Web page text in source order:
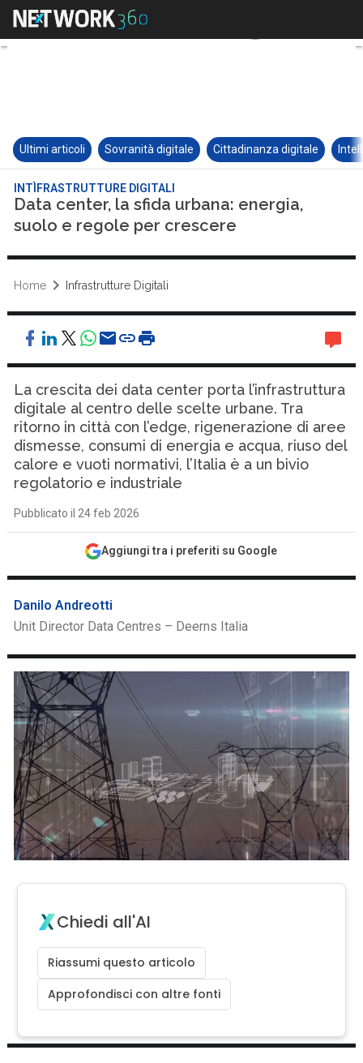
Ultimi articoli Sovranità digitale Cittadinanza digitale
INTÌFRASTRUTTURE DIGITALI
Data center, la sfida urbana: energia,
suolo e regole per crescere
Home Infrastrutture Digitali
La crescita dei data center porta l’infrastruttura
digitale al centro delle scelte urbane. Tra
ritorno in città con l’edge, rigenerazione di aree
dismesse, consumi di energia e acqua, riuso del
calore e vuoti normativi, l’Italia è a un bivio
regolatorio e industriale
Pubblicato il 24 feb 2026
Aggiungi tra i preferiti su Google
Danilo Andreotti
Unit Director Data Centres – Deerns Italia
Chiedi all'AI
Riassumi questo articolo
Approfondisci con altre fonti